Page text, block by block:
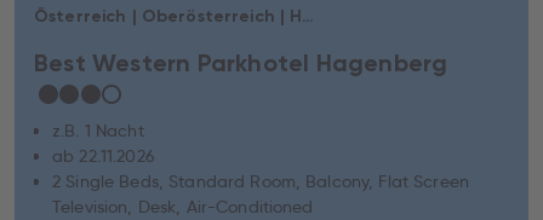
Österreich | Oberösterreich | Hagenberg im Mühlkreis
Best Western Parkhotel Hagenberg
★★★☆
z.B. 1 Nacht
ab 22.11.2026
2 Single Beds, Standard Room, Balcony, Flat Screen
Television, Desk, Air-Conditioned